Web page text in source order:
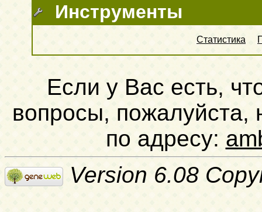
Инструменты
Статистика
Если у Вас есть,
вопросы, пожалуйста,
по адресу:
Version 6.08